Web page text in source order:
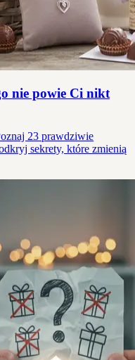
nie powie Ci nikt
23 prawdziwie
sekrety, które zmienią